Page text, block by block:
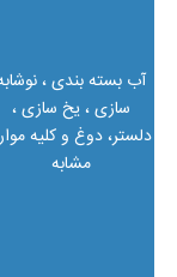
آب بسته بندی ،
سازی ، یخ سازی ،
دلستر، دوغ و کلیه
مشابه